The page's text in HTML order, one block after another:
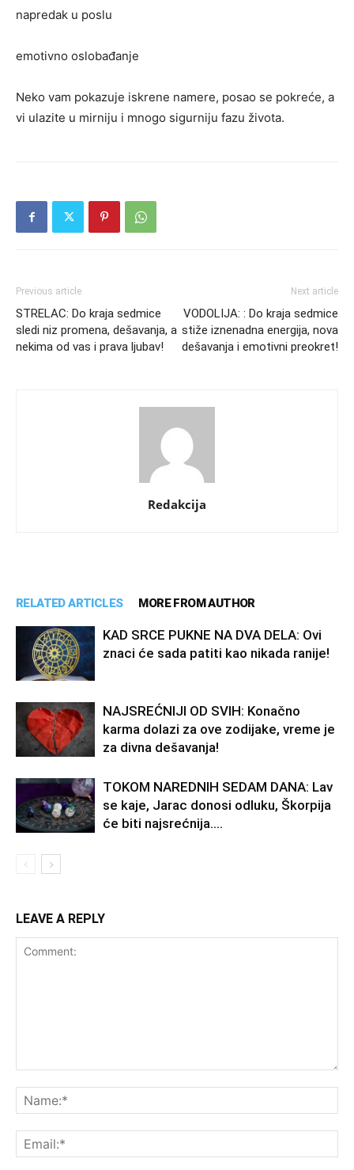
napredak u poslu
emotivno oslobađanje
Neko vam pokazuje iskrene namere, posao se pokreće, a
vi ulazite u mirniju i mnogo sigurniju fazu života.
Previous article
STRELAC: Do kraja sedmice
sledi niz promena, dešavanja, a
nekima od vas i prava ljubav!
Next article
VODOLIJA: : Do kraja sedmice
stiže iznenadna energija, nova
dešavanja i emotivni preokret!
Redakcija
RELATED ARTICLES MORE FROM AUTHOR
KAD SRCE PUKNE NA DVA DELA: Ovi
znaci će sada patiti kao nikada ranije!
NAJSREĆNIJI OD SVIH: Konačno
karma dolazi za ove zodijake, vreme je
za divna dešavanja!
TOKOM NAREDNIH SEDAM DANA: Lav
se kaje, Jarac donosi odluku, Škorpija
će biti najsrećnija….
LEAVE A REPLY